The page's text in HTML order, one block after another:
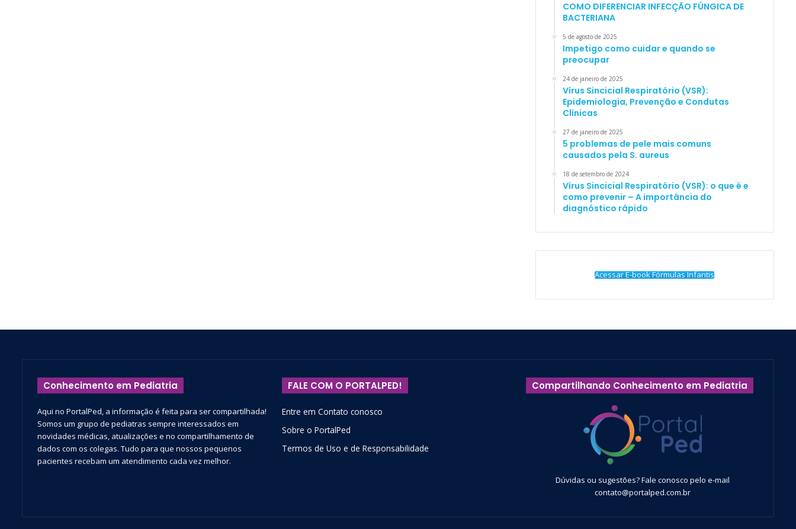
COMO DIFERENCIAR INFECÇÃO FÚNGICA DE
BACTERIANA
5 de agosto de 2025
Impetigo como cuidar e quando se
preocupar
24 de janeiro de 2025
Vírus Sincicial Respiratório (VSR):
Epidemiologia, Prevenção e Condutas
Clínicas
27 de janeiro de 2025
5 problemas de pele mais comuns
causados pela S. aureus
18 de setembro de 2024
Vírus Sincicial Respiratório (VSR): o que é e
como prevenir – A importância do
diagnóstico rápido
Acessar E-book Fórmulas Infantis
Conhecimento em Pediatria
Aqui no PortalPed, a informação é feita para ser compartilhada!
Somos um grupo de pediatras sempre interessados em
novidades médicas, atualizações e no compartilhamento de
dados com os colegas. Tudo para que nossos pequenos
pacientes recebam um atendimento cada vez melhor.
FALE COM O PORTALPED!
Entre em Contato conosco
Sobre o PortalPed
Termos de Uso e de Responsabilidade
Compartilhando Conhecimento em Pediatria
Dúvidas ou sugestões? Fale conosco pelo e-mail
contato@portalped.com.br